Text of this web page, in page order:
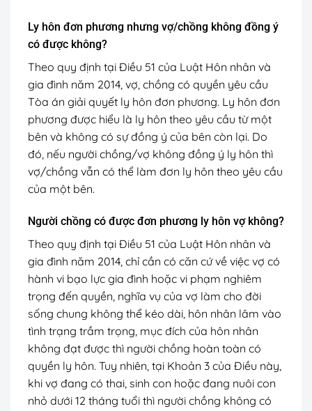
Ly hôn đơn phương nhưng vợ/chồng không đồng ý
có được không?
Theo quy định tại Điều 51 của Luật Hôn nhân và
gia đình năm 2014, vợ, chồng có quyền yêu cầu
Tòa án giải quyết ly hôn đơn phương. Ly hôn đơn
phương được hiểu là ly hôn theo yêu cầu từ một
bên và không có sự đồng ý của bên còn lại. Do
đó, nếu người chồng/vợ không đồng ý ly hôn thì
vợ/chồng vẫn có thể làm đơn ly hôn theo yêu cầu
của một bên.
Người chồng có được đơn phương ly hôn vợ không?
Theo quy định tại Điều 51 của Luật Hôn nhân và
gia đình năm 2014, chỉ cần có căn cứ về việc vợ có
hành vi bạo lực gia đình hoặc vi phạm nghiêm
trọng đến quyền, nghĩa vụ của vợ làm cho đời
sống chung không thể kéo dài, hôn nhân lâm vào
tình trạng trầm trọng, mục đích của hôn nhân
không đạt được thì người chồng hoàn toàn có
quyền ly hôn. Tuy nhiên, tại Khoản 3 của Điều này,
khi vợ đang có thai, sinh con hoặc đang nuôi con
nhỏ dưới 12 tháng tuổi thì người chồng không có